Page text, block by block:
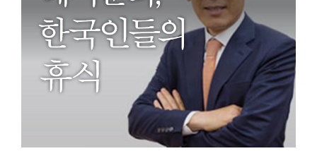
민속이야기
민속 인사이드